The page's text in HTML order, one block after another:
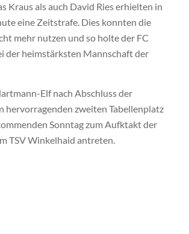
Kraus als auch David Ries erhielten in
eine Zeitstrafe. Dies konnten die
mehr nutzen und so holte der FC
der heimstärksten Mannschaft der
Elf nach Abschluss der
hervorragenden zweiten Tabellenplatz
Sonntag zum Aufktakt der
TSV Winkelhaid antreten.